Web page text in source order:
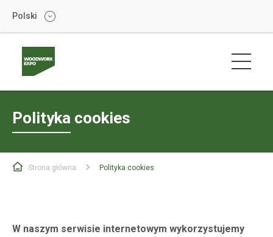
Polski
Polityka cookies
Strona główna Polityka cookies
W naszym serwisie internetowym wykorzystujemy